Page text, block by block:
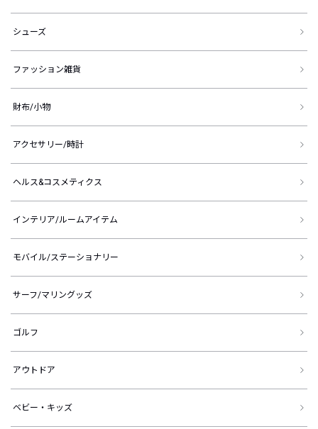
シューズ
ファッション雑貨
財布/小物
アクセサリー/時計
ヘルス&コスメティクス
インテリア/ルームアイテム
モバイル/ステーショナリー
サーフ/マリングッズ
ゴルフ
アウトドア
ベビー・キッズ